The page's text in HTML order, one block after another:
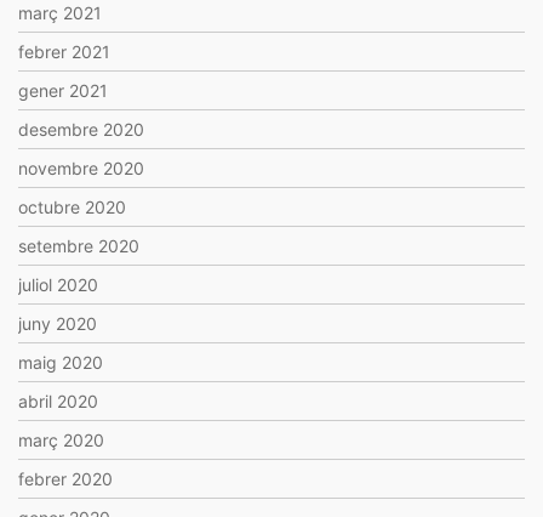
març 2021
febrer 2021
gener 2021
desembre 2020
novembre 2020
octubre 2020
setembre 2020
juliol 2020
juny 2020
maig 2020
abril 2020
març 2020
febrer 2020